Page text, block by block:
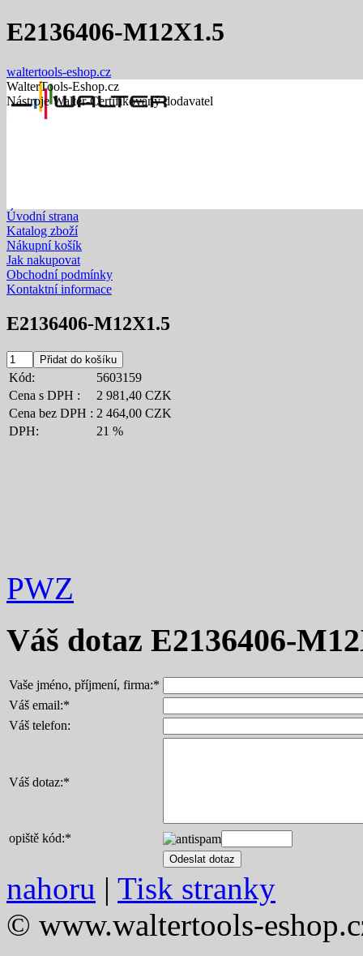
E2136406-M12X1.5
waltertools-eshop.cz
WalterTools-Eshop.cz
Nástroje Walter-Certifikovaný dodavatel
Úvodní strana
Katalog zboží
Nákupní košík
Jak nakupovat
Obchodní podmínky
Kontaktní informace
E2136406-M12X1.5
Kód:
5603159
Cena s DPH :
2 981,40 CZK
Cena bez DPH : 2 464,00 CZK
DPH:
21 %
PWZ
Váš dotaz E2136406-
Vaše jméno, příjmení, firma:*
Váš email:*
Váš telefon:
Váš dotaz:*
opiště kód:*
nahoru | Tisk stranky
© www.waltertools-